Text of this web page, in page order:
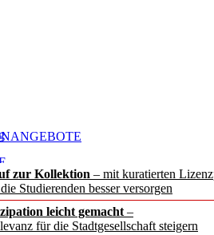
zur Kollektion – mit kuratierten
Studierenden besser versorgen
leicht gemacht –
für die Stadtgesellschaft steigern